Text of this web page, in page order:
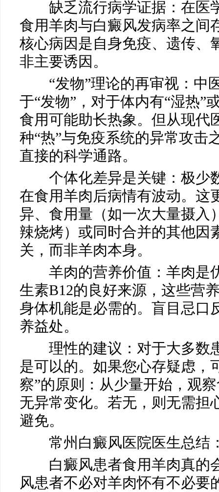
缺乏流行病学证据：在医
食用羊肉与白癜风发病率之间
核心病因是自身免疫、遗传、
非主要诱因。
“发物”理论的再审视：中
于“发物”，对于体内有“湿热”
食用可能助长热象。但从现代
种“热”与免疫系统的异常攻击
直接的科学通路。
个体化差异是关键：极少
在食用羊肉后病情有波动。这
异、食用量（如一次大量摄入
辣烧烤）或同时合并的其他因
关，而非羊肉本身。
羊肉的营养价值：羊肉是
生素B12的良好来源，这些营
身体机能是必需的。盲目忌口
养益处。
理性的建议：对于大多数
是可以的。如果您心存疑虑，
察”的原则：从少量开始，观
无异常变化。若无，则无需担
避免。
常州白癜风医院医生总结
白癜风患者食用羊肉真的
风患者不必对羊肉怀有不必要
马小玲
常州白癜风医院
医生
宋玉芹
常州白癜风医院
医生